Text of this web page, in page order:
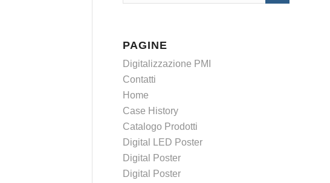
PAGINE
Digitalizzazione PMI
Contatti
Home
Case History
Catalogo Prodotti
Digital LED Poster
Digital Poster
Digital Poster